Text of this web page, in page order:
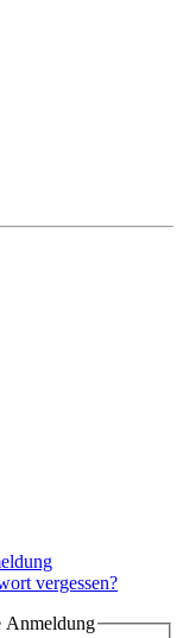
vergessen?
Anmeldung